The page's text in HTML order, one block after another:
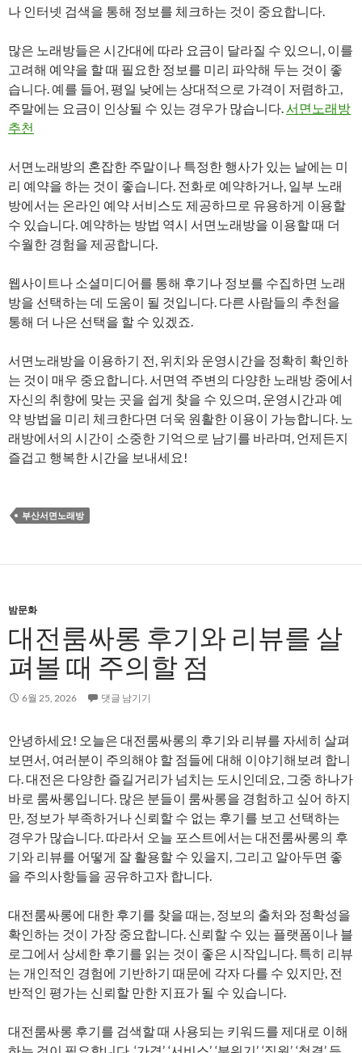
나 인터넷 검색을 통해 정보를 체크하는 것이 중요합니다.
많은 노래방들은 시간대에 따라 요금이 달라질 수 있으니, 이를
고려해 예약을 할 때 필요한 정보를 미리 파악해 두는 것이 좋
습니다. 예를 들어, 평일 낮에는 상대적으로 가격이 저렴하고,
주말에는 요금이 인상될 수 있는 경우가 많습니다.서면노래방
추천
서면노래방의 혼잡한 주말이나 특정한 행사가 있는 날에는 미
리 예약을 하는 것이 좋습니다. 전화로 예약하거나, 일부 노래
방에서는 온라인 예약 서비스도 제공하므로 유용하게 이용할
수 있습니다. 예약하는 방법 역시 서면노래방을 이용할 때 더
수월한 경험을 제공합니다.
웹사이트나 소셜미디어를 통해 후기나 정보를 수집하면 노래
방을 선택하는 데 도움이 될 것입니다. 다른 사람들의 추천을
통해 더 나은 선택을 할 수 있겠죠.
서면노래방을 이용하기 전, 위치와 운영시간을 정확히 확인하
는 것이 매우 중요합니다. 서면역 주변의 다양한 노래방 중에서
자신의 취향에 맞는 곳을 쉽게 찾을 수 있으며, 운영시간과 예
약 방법을 미리 체크한다면 더욱 원활한 이용이 가능합니다. 노
래방에서의 시간이 소중한 기억으로 남기를 바라며, 언제든지
즐겁고 행복한 시간을 보내세요!
부산서면노래방
밤문화
대전룸싸롱 후기와 리뷰를 살
펴볼 때 주의할 점
6월 25, 2026 댓글 남기기
안녕하세요! 오늘은 대전룸싸롱의 후기와 리뷰를 자세히 살펴
보면서, 여러분이 주의해야 할 점들에 대해 이야기해보려 합니
다. 대전은 다양한 즐길거리가 넘치는 도시인데요, 그중 하나가
바로 룸싸롱입니다. 많은 분들이 룸싸롱을 경험하고 싶어 하지
만, 정보가 부족하거나 신뢰할 수 없는 후기를 보고 선택하는
경우가 많습니다. 따라서 오늘 포스트에서는 대전룸싸롱의 후
기와 리뷰를 어떻게 잘 활용할 수 있을지, 그리고 알아두면 좋
을 주의사항들을 공유하고자 합니다.
대전룸싸롱에 대한 후기를 찾을 때는, 정보의 출처와 정확성을
확인하는 것이 가장 중요합니다. 신뢰할 수 있는 플랫폼이나 블
로그에서 상세한 후기를 읽는 것이 좋은 시작입니다. 특히 리뷰
는 개인적인 경험에 기반하기 때문에 각자 다를 수 있지만, 전
반적인 평가는 신뢰할 만한 지표가 될 수 있습니다.
대전룸싸롱 후기를 검색할 때 사용되는 키워드를 제대로 이해